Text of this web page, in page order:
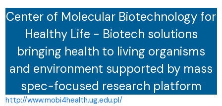
Center of Molecular Biotechnology for
Healthy Life - Biotech solutions
bringing health to living organisms
and environment supported by mass
spec-focused research platform
http://www.mobi4health.ug.edu.pl/